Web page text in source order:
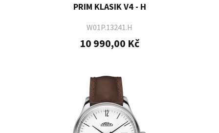
PRIM KLASIK V4 - H
W01P.13241.H
10 990,00 Kč